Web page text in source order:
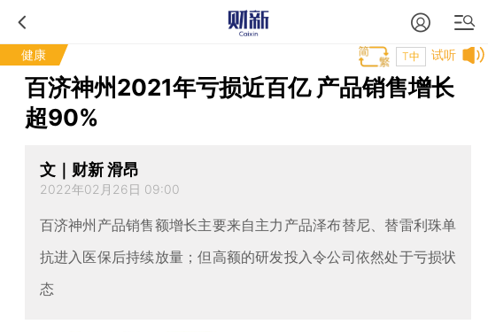
健康 试听
T中
百济神州2021年亏损近百亿 产品销售增长
超90%
文｜财新 滑昂
2022年02月26日 09:00
百济神州产品销售额增长主要来自主力产品泽布替尼、替雷利珠单
抗进入医保后持续放量；但高额的研发投入令公司依然处于亏损状
态